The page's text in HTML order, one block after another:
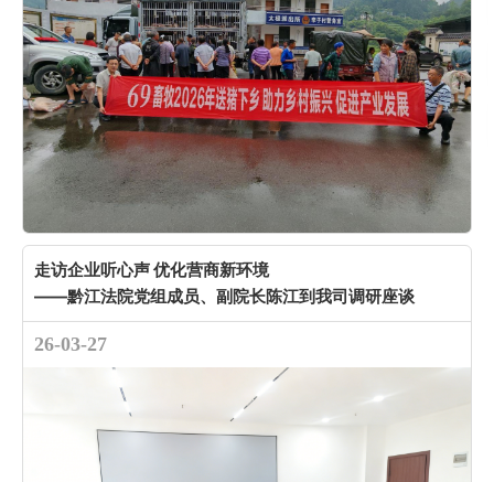
走访企业听心声 优化营商新环境
——黔江法院党组成员、副院长陈江到我司调研座谈
26-03-27